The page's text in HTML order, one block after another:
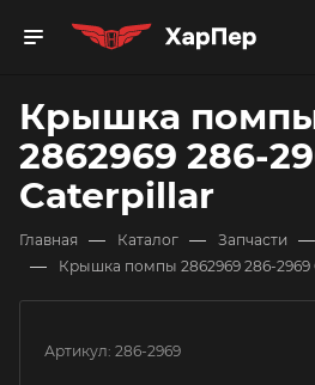
Крышка
2862969 286-
Caterpillar
Главная — Каталог — Запчасти —
— Крышка помпы 2862969 286-2969
Артикул: 286-2969